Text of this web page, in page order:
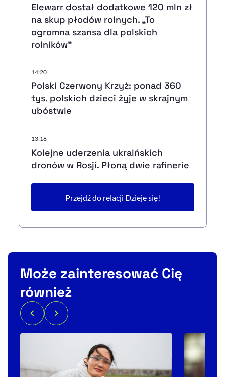
Elewarr dostał dodatkowe 120 mln zł
na skup płodów rolnych. „To
ogromna szansa dla polskich
rolników”
14:20
Polski Czerwony Krzyż: ponad 360
tys. polskich dzieci żyje w skrajnym
ubóstwie
13:18
Kolejne uderzenia ukraińskich
dronów w Rosji. Płoną dwie rafinerie
Przejdź do relacji Dzieje się!
Może zainteresować Cię
również